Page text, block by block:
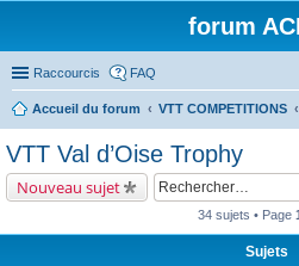
forum
Raccourcis FAQ
Accueil du forum VTT COMPETITIONS
VTT Val d’Oise Trophy
Nouveau sujet
34 sujets • Page
Sujets